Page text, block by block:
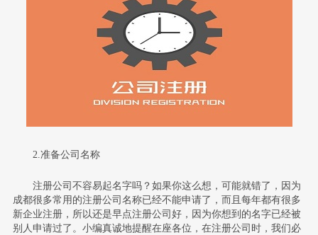
2.准备公司名称
注册公司不容易起名字吗？如果你这么想，可能就错了，因为
成都很多常用的注册公司名称已经不能申请了，而且每年都有很多
新企业注册，所以还是早点注册公司好，因为你想到的名字已经被
别人申请过了。小编真诚地提醒在座各位，在注册公司时，我们必